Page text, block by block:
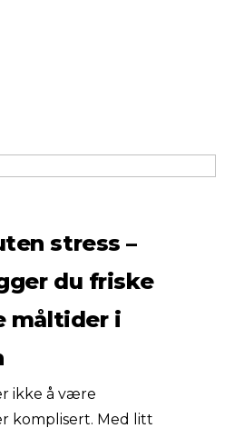
stress –
du friske
måltider i
ikke å være
komplisert. Med litt